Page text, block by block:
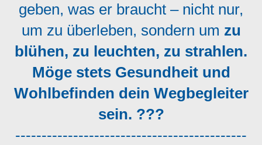
geben, was er braucht – nicht nur,
um zu überleben, sondern um zu
blühen, zu leuchten, zu strahlen.
Möge stets Gesundheit und
Wohlbefinden dein Wegbegleiter
sein. ???
--------------------------------------------